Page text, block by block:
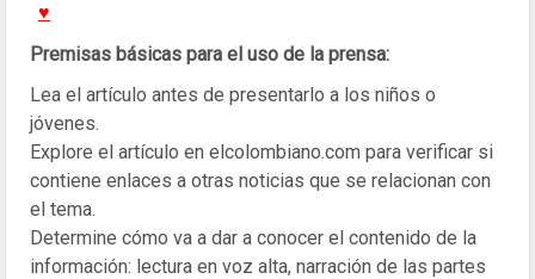
♥
Premisas básicas para el uso de la prensa:
Lea el artículo antes de presentarlo a los niños o
jóvenes.
Explore el artículo en elcolombiano.com para verificar si
contiene enlaces a otras noticias que se relacionan con
el tema.
Determine cómo va a dar a conocer el contenido de la
información: lectura en voz alta, narración de las partes